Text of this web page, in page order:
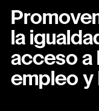
la
acceso a
empleo y